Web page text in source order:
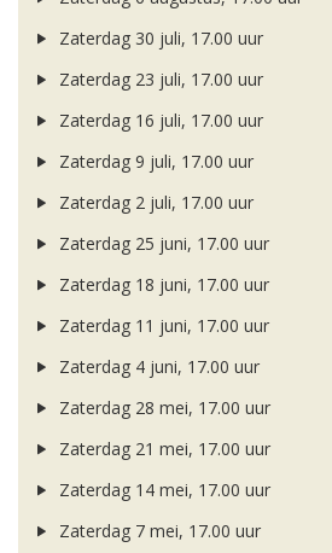
Zaterdag 30 juli, 17.00 uur
Zaterdag 23 juli, 17.00 uur
Zaterdag 16 juli, 17.00 uur
Zaterdag 9 juli, 17.00 uur
Zaterdag 2 juli, 17.00 uur
Zaterdag 25 juni, 17.00 uur
Zaterdag 18 juni, 17.00 uur
Zaterdag 11 juni, 17.00 uur
Zaterdag 4 juni, 17.00 uur
Zaterdag 28 mei, 17.00 uur
Zaterdag 21 mei, 17.00 uur
Zaterdag 14 mei, 17.00 uur
Zaterdag 7 mei, 17.00 uur